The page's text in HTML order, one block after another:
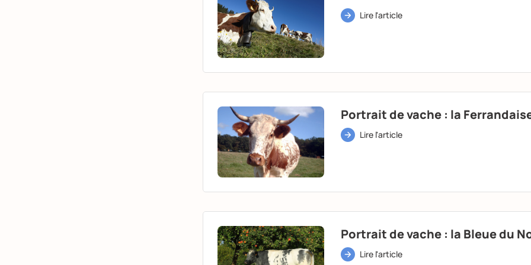
Lire l'article
Portrait de vache : la
Lire l'article
Portrait de vache : la Bleue du
Lire l'article